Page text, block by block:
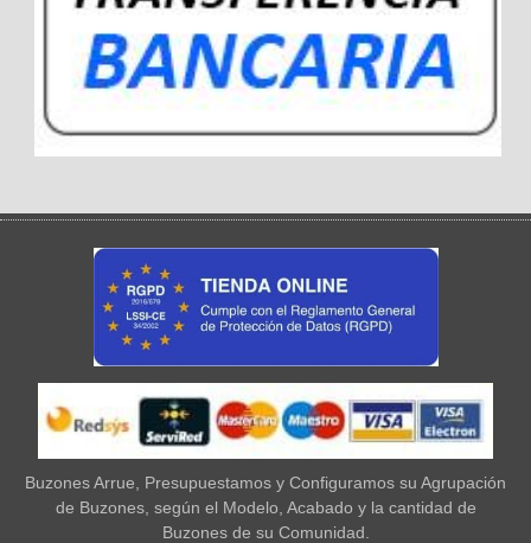
Buzones Arrue, Presupuestamos y Configuramos su Agrupación
de Buzones, según el Modelo, Acabado y la cantidad de
Buzones de su Comunidad.